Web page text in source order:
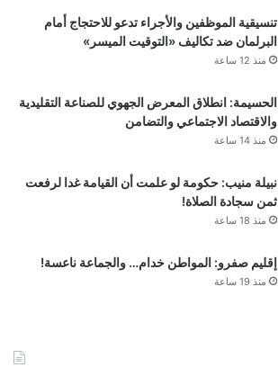
تنسيقية الموظفين والأجراء تدعو للاحتجاج أمام
البرلمان ضد تكاليف «التوقيت الميسر»
منذ 12 ساعة
الحسيمة: انطلاق المعرض الجهوي للصناعة التقليدية
والاقتصاد الاجتماعي والتضامن
منذ 14 ساعة
نبيلة منيب: حكومة لو علمت أن القيامة غدا لرفعت
ثمن سجادة الصلاة!
منذ 18 ساعة
إقليم صفرو: المواطن خدام… والجماعة ناعسة!
منذ 19 ساعة